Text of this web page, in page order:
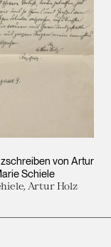
von Artur
Schiele
Artur Holz